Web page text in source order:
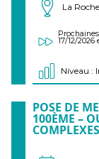
La
17/12/2026
Niveau :
POSE DE
100ÈME –